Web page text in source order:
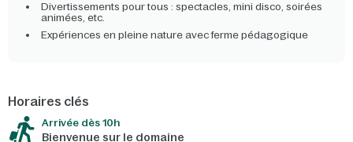
Divertissements pour tous : spectacles, mini disco, soirées
animées, etc.
Expériences en pleine nature avec ferme pédagogique
Horaires clés
Arrivée dès 10h​
Bienvenue sur le domaine​